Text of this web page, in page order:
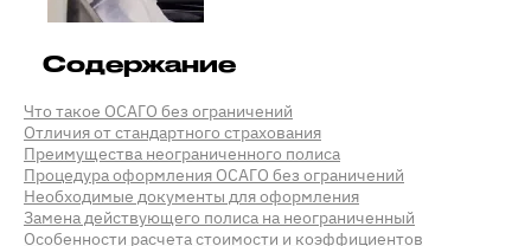
Содержание
Что такое ОСАГО без ограничений
Отличия от стандартного страхования
Преимущества неограниченного полиса
Процедура оформления ОСАГО без ограничений
Необходимые документы для оформления
Замена действующего полиса на неограниченный
Особенности расчета стоимости и коэффициентов